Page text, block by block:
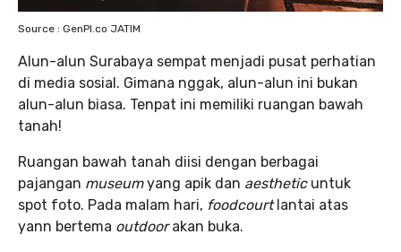
Source : GenPI.co JATIM
Alun-alun Surabaya sempat menjadi pusat perhatian
di media sosial. Gimana nggak, alun-alun ini bukan
alun-alun biasa. Tenpat ini memiliki ruangan bawah
tanah!
Ruangan bawah tanah diisi dengan berbagai
pajangan museumyang apik dan aestheticuntuk
spot foto. Pada malam hari, foodcourtlantai atas
yann bertema outdoorakan buka.